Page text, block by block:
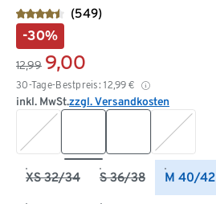
(549)
-30%
12,99 9,00
30-Tage-Bestpreis: 12,99 €
inkl. MwSt.zzgl. Versandkosten
XS 32/34 S 36/38 M 40/42